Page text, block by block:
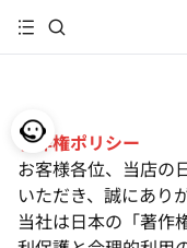
著作権ポリシー
お客様各位、当店の
いただき、誠にあり
当社は日本の「著作